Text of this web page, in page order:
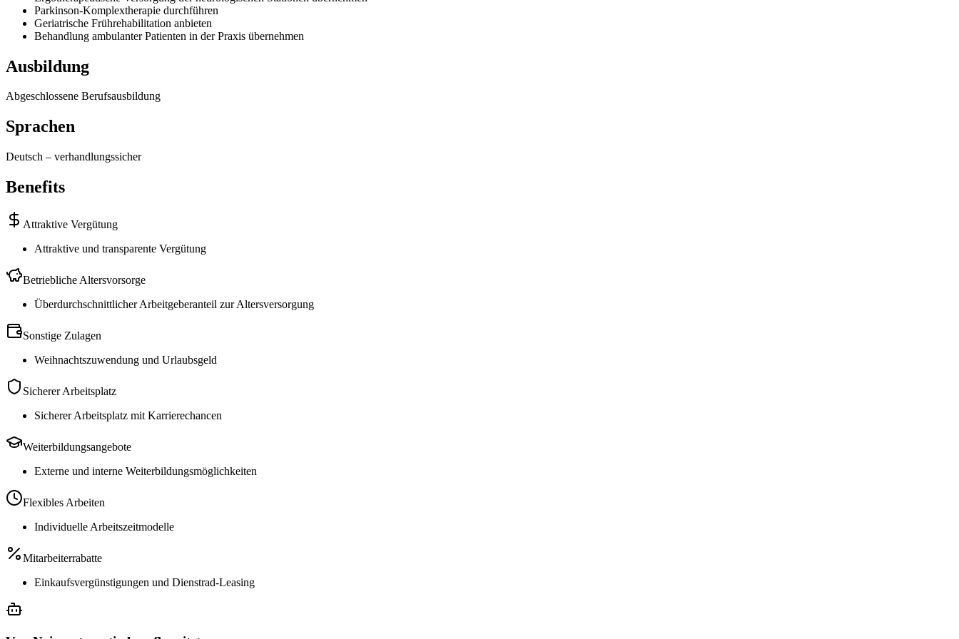
Parkinson-Komplextherapie durchführen
Geriatrische Frührehabilitation anbieten
Behandlung ambulanter Patienten in der Praxis übernehmen
Ausbildung
Abgeschlossene Berufsausbildung
Sprachen
Deutsch – verhandlungssicher
Benefits
Attraktive Vergütung
Attraktive und transparente Vergütung
Betriebliche Altersvorsorge
Überdurchschnittlicher Arbeitgeberanteil zur Altersversorgung
Sonstige Zulagen
Weihnachtszuwendung und Urlaubsgeld
Sicherer Arbeitsplatz
Sicherer Arbeitsplatz mit Karrierechancen
Weiterbildungsangebote
Externe und interne Weiterbildungsmöglichkeiten
Flexibles Arbeiten
Individuelle Arbeitszeitmodelle
Mitarbeiterrabatte
Einkaufsvergünstigungen und Dienstrad-Leasing